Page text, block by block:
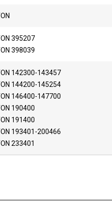
395207
398039
142300-143457
144200-145254
146400-147700
190400
191400
193401-200466
233401